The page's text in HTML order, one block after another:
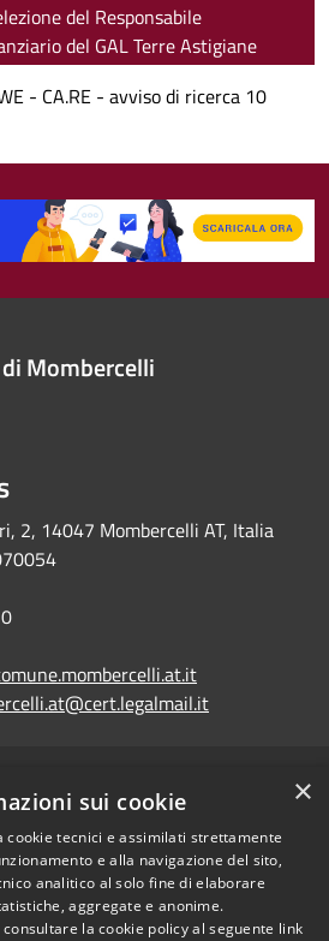
del Responsabile
del GAL Terre Astigiane
- CA.RE - avviso di ricerca 10
Mombercelli
2, 14047 Mombercelli AT, Italia
Comune convenzionato
Astigov
Progetto|Convenzione
Adesioni
×
sui cookie
cookie tecnici e assimilati strettamente
e alla navigazione del sito,
analitico al solo fine di elaborare
aggregate e anonime.
la cookie policy al seguente link